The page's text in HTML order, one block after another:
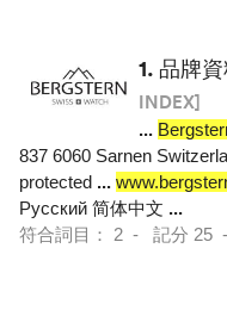
1. 品牌
INDEX]
...
837 6060 Sarnen
protected ...
Pусский 简体中文 ...
符合詞目： 2 - 記分 25